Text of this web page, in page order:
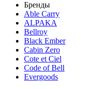
Бренды
Able Carry
ALPAKA
Bellroy
Black Ember
Cabin Zero
Cote et Ciel
Code of Bell
Evergoods